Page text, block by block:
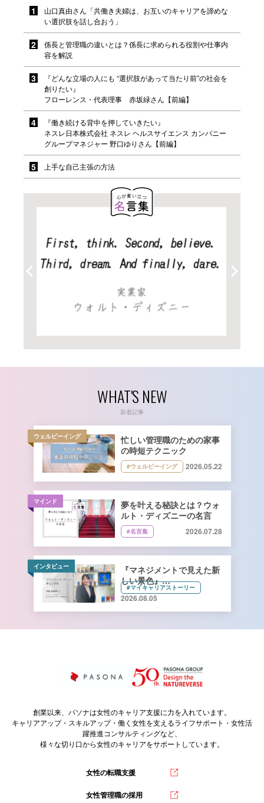
山口真由さん「共働き夫婦は、お互いのキャリアを諦めな
い選択肢を話し合おう」
係長と管理職の違いとは？係長に求められる役割や仕事内
容を解説
『どんな立場の人にも “選択肢があって当たり前”の社会を
創りたい』
フローレンス・代表理事 赤坂緑さん【前編】
『働き続ける背中を押していきたい』
ネスレ日本株式会社 ネスレ ヘルスサイエンス カンパニー
グループマネジャー 野口ゆりさん【前編】
上手な自己主張の方法
WHAT'S NEW
新着記事
ウェルビーイング
忙しい管理職のための家事
の時短テクニック
#ウェルビーイング 2026.05.22
マインド
夢を叶える秘訣とは？ウォ
ルト・ディズニーの名言
#名言集 2026.07.28
インタビュー
『マネジメントで見えた新
しい景色』
キーコーヒー株式会社 管理
本部 総務人事部 人財開発
課長 寺﨑由香里さん【前
#マイキャリアストーリー
2026.08.05
創業以来、パソナは女性のキャリア支援に力を入れています。
キャリアアップ・スキルアップ・働く女性を支えるライフサポート・女性活
躍推進コンサルティングなど、
様々な切り口から女性のキャリアをサポートしています。
女性の転職支援
女性管理職の採用